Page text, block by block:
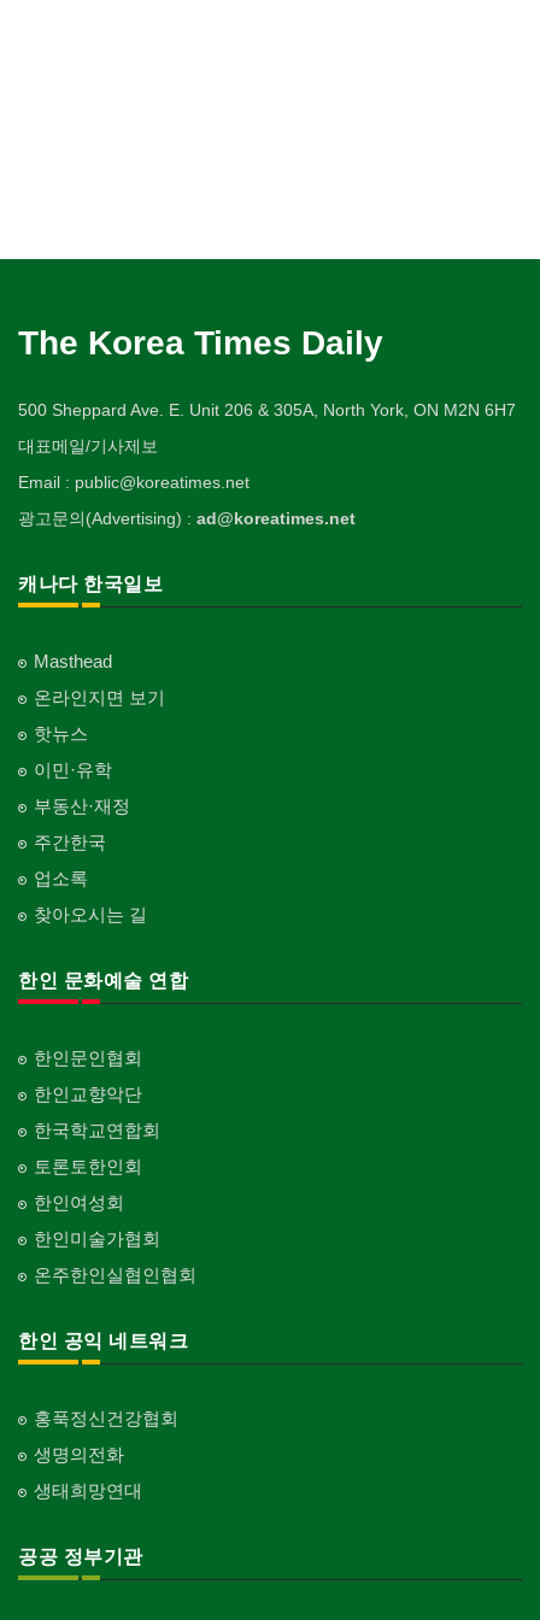
The Korea Times Daily
500 Sheppard Ave. E. Unit 206 & 305A, North York, ON M2N 6H7
대표메일/기사제보
Email : public@koreatimes.net
광고문의(Advertising) : ad@koreatimes.net
캐나다 한국일보
Masthead
온라인지면 보기
핫뉴스
이민·유학
부동산·재정
주간한국
업소록
찾아오시는 길
한인 문화예술 연합
한인문인협회
한인교향악단
한국학교연합회
토론토한인회
한인여성회
한인미술가협회
온주한인실협인협회
한인 공익 네트워크
홍푹정신건강협회
생명의전화
생태희망연대
공공 정부기관